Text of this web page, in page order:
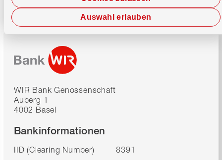
Auswahl erlauben
WIR Bank Genossenschaft
Auberg 1
4002 Basel
Bankinformationen
IID (Clearing Number)
8391